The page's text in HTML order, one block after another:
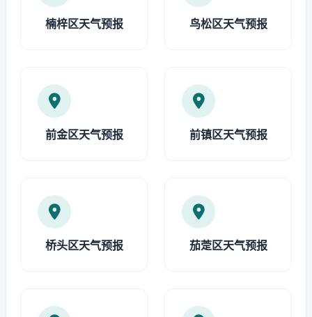
楠梓区天气预报 鸟松区天气预报
前金区天气预报 前镇区天气预报
桥头区天气预报 茄萣区天气预报